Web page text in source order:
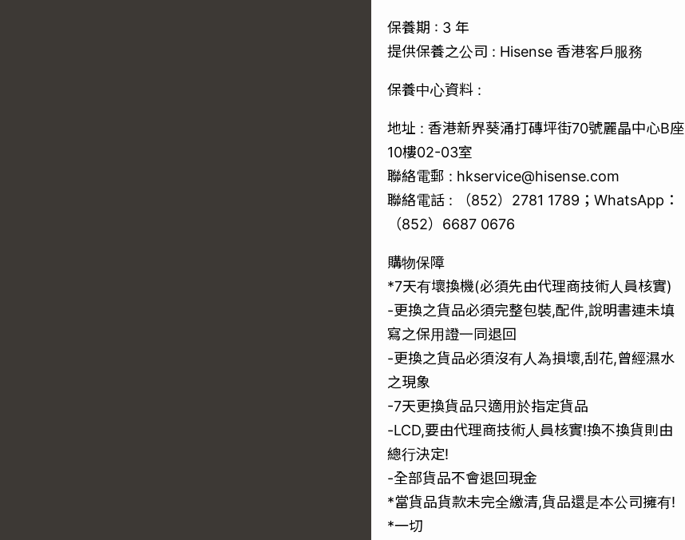
保養期 : 3 年
提供保養之公司 : Hisense 香港客戶服務
保養中心資料 :
地址 : 香港新界葵涌打磚坪街70號麗晶中心B座
10樓02-03室
聯絡電郵 : hkservice@hisense.com
聯絡電話 : （852）2781 1789；WhatsApp：
（852）6687 0676
購物保障
*7天有壞換機(必須先由代理商技術人員核實)
-更換之貨品必須完整包裝,配件,說明書連未填
寫之保用證一同退回
-更換之貨品必須沒有人為損壞,刮花,曾經濕水
之現象
-7天更換貨品只適用於指定貨品
-LCD,要由代理商技術人員核實!換不換貨則由
總行決定!
-全部貨品不會退回現金
*當貨品貨款未完全繳清,貨品還是本公司擁有!
*一切